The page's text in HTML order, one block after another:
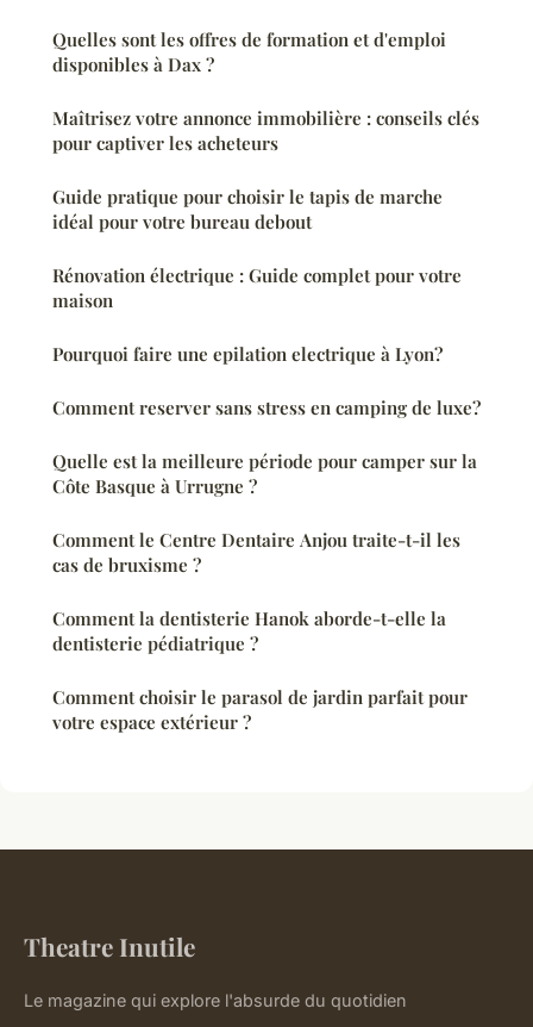
Quelles sont les offres de formation et d'emploi
disponibles à Dax ?
Maîtrisez votre annonce immobilière : conseils clés
pour captiver les acheteurs
Guide pratique pour choisir le tapis de marche
idéal pour votre bureau debout
Rénovation électrique : Guide complet pour votre
maison
Pourquoi faire une epilation electrique à Lyon?
Comment reserver sans stress en camping de luxe?
Quelle est la meilleure période pour camper sur la
Côte Basque à Urrugne ?
Comment le Centre Dentaire Anjou traite-t-il les
cas de bruxisme ?
Comment la dentisterie Hanok aborde-t-elle la
dentisterie pédiatrique ?
Comment choisir le parasol de jardin parfait pour
votre espace extérieur ?
Theatre Inutile
Le magazine qui explore l'absurde du quotidien